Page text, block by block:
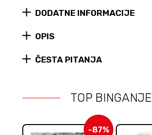
DODATNE INFORMACIJE
OPIS
ČESTA PITANJA
TOP BINGANJE
-87%